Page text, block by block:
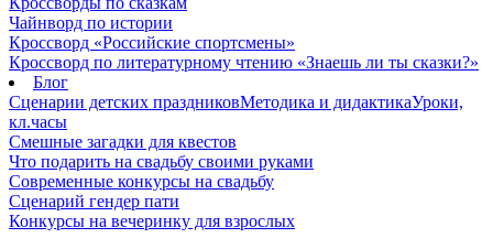
Чайнворд по истории
Кроссворд «Российские спортсмены»
Кроссворд по литературному чтению «Знаешь ли ты сказки?»
Блог
Сценарии детских праздниковМетодика и дидактикаУроки,
кл.часы
Смешные загадки для квестов
Что подарить на свадьбу своими руками
Современные конкурсы на свадьбу
Сценарий гендер пати
Конкурсы на вечеринку для взрослых